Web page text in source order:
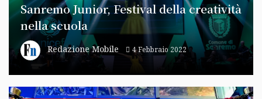
Sanremo Junior, Festival della creatività
nella scuola
Redazione Mobile 4 Febbraio 2022